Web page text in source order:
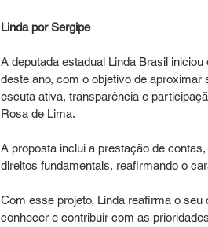
Linda por Sergipe
A deputada estadual Linda Brasil iniciou
deste ano, com o objetivo de
escuta ativa, transparência e
Rosa de Lima.
A proposta inclui a prestação de
direitos fundamentais, reafirmando o
Com esse projeto, Linda reafirma o
conhecer e contribuir com as